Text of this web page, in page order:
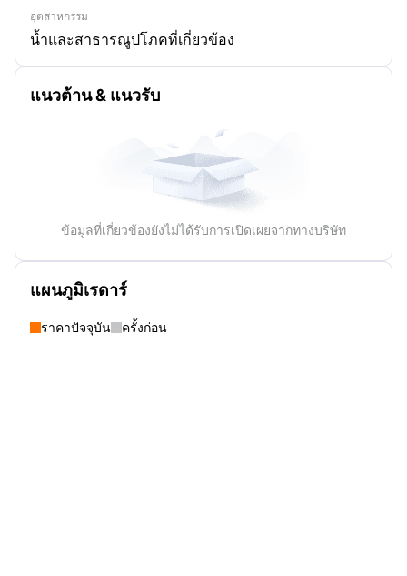
อุตสาหกรรม
น้ำและสาธารณูปโภคที่เกี่ยวข้อง
แนวต้าน & แนวรับ
ข้อมูลที่เกี่ยวข้องยังไม่ได้รับการเปิดเผยจากทางบริษัท
แผนภูมิเรดาร์
ราคาปัจจุบัน ครั้งก่อน